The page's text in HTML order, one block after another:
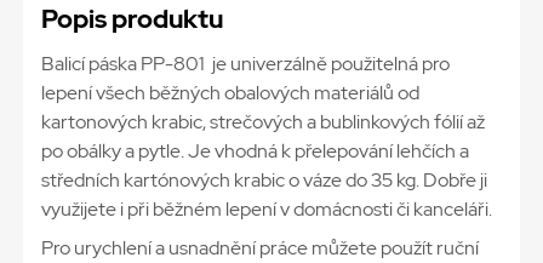
Popis produktu
Balicí páska PP-801 je univerzálně použitelná pro
lepení všech běžných obalových materiálů od
kartonových krabic, strečových a bublinkových fólií až
po obálky a pytle. Je vhodná k přelepování lehčích a
středních kartónových krabic o váze do 35 kg. Dobře ji
využijete i při běžném lepení v domácnosti či kanceláři.
Pro urychlení a usnadnění práce můžete použít ruční